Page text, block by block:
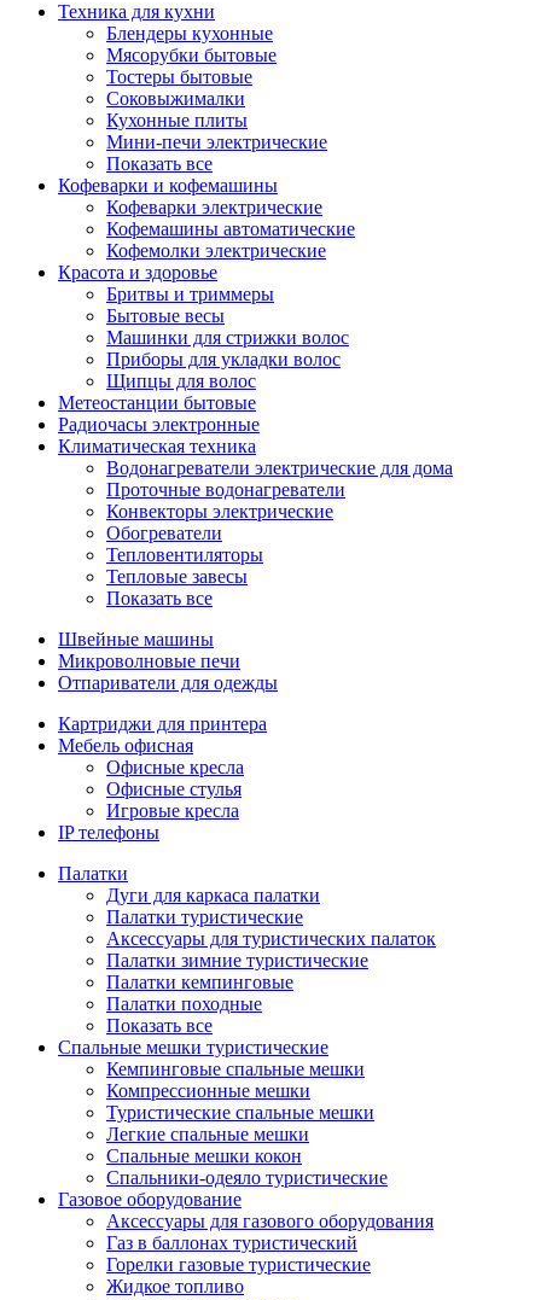
Техника для кухни
Блендеры кухонные
Мясорубки бытовые
Тостеры бытовые
Соковыжималки
Кухонные плиты
Мини-печи электрические
Показать все
Кофеварки и кофемашины
Кофеварки электрические
Кофемашины автоматические
Кофемолки электрические
Красота и здоровье
Бритвы и триммеры
Бытовые весы
Машинки для стрижки волос
Приборы для укладки волос
Щипцы для волос
Метеостанции бытовые
Радиочасы электронные
Климатическая техника
Водонагреватели электрические для дома
Проточные водонагреватели
Конвекторы электрические
Обогреватели
Тепловентиляторы
Тепловые завесы
Показать все
Швейные машины
Микроволновые печи
Отпариватели для одежды
Картриджи для принтера
Мебель офисная
Офисные кресла
Офисные стулья
Игровые кресла
IP телефоны
Палатки
Дуги для каркаса палатки
Палатки туристические
Аксессуары для туристических палаток
Палатки зимние туристические
Палатки кемпинговые
Палатки походные
Показать все
Спальные мешки туристические
Кемпинговые спальные мешки
Компрессионные мешки
Туристические спальные мешки
Легкие спальные мешки
Спальные мешки кокон
Спальники-одеяло туристические
Газовое оборудование
Аксессуары для газового оборудования
Газ в баллонах туристический
Горелки газовые туристические
Жидкое топливо